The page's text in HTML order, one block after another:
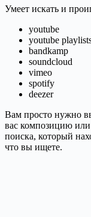
Умеет искать и
youtube
youtube
bandkamp
soundcloud
vimeo
spotify
deezer
Вам просто нужно
вас композицию
поиска, который
что вы ищете.